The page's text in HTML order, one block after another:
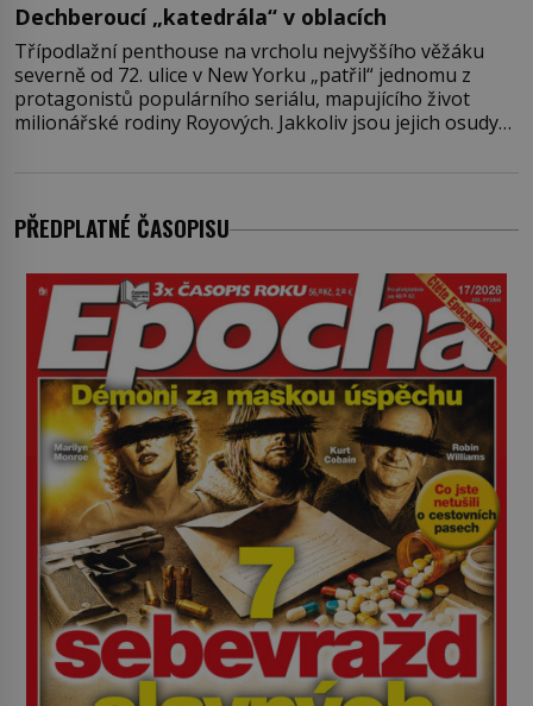
Dechberoucí „katedrála“ v oblacích
Třípodlažní penthouse na vrcholu nejvyššího věžáku
severně od 72. ulice v New Yorku „patřil“ jednomu z
protagonistů populárního seriálu, mapujícího život
milionářské rodiny Royových. Jakkoliv jsou jejich osudy
jenom jednou z nemovitostí
PŘEDPLATNÉ ČASOPISU